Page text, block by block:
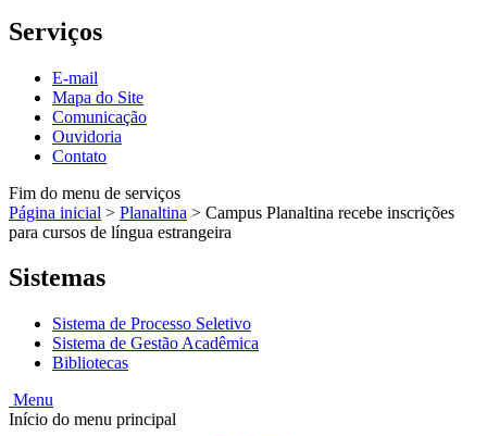
Serviços
E-mail
Mapa do Site
Comunicação
Ouvidoria
Contato
Fim do menu de serviços
Página inicial > Planaltina > Campus Planaltina recebe inscrições
para cursos de língua estrangeira
Sistemas
Sistema de Processo Seletivo
Sistema de Gestão Acadêmica
Bibliotecas
Menu
Início do menu principal